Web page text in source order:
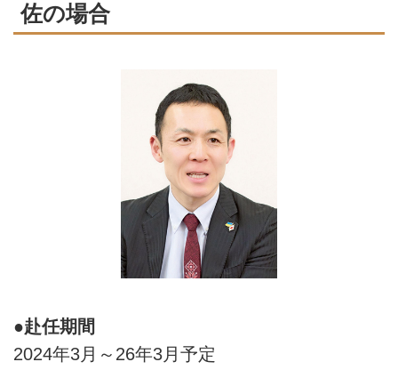
佐の場合
●赴任期間
2024年3月～26年3月予定